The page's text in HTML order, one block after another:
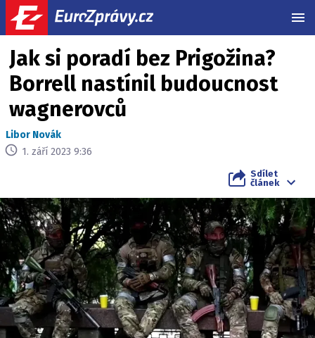
Jak si poradí bez Prigožina?
Borrell nastínil budoucnost
wagnerovců
Libor Novák
1. září 2023 9:36
Sdílet
článek